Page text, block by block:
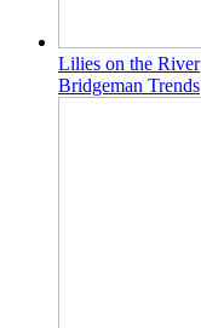
Lilies on the River
Bridgeman Trends